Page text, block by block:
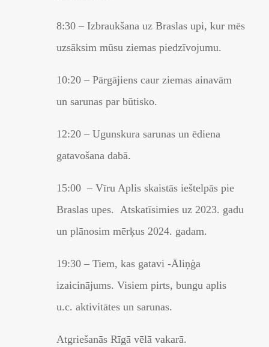
8:30 – Izbraukšana uz Braslas upi, kur mēs
uzsāksim mūsu ziemas piedzīvojumu.
10:20 – Pārgājiens caur ziemas ainavām
un sarunas par būtisko.
12:20 – Ugunskura sarunas un ēdiena
gatavošana dabā.
15:00 – Vīru Aplis skaistās ieštelpās pie
Braslas upes. Atskatīsimies uz 2023. gadu
un plānosim mērķus 2024. gadam.
19:30 – Tiem, kas gatavi -Āliņģa
izaicinājums. Visiem pirts, bungu aplis
u.c. aktivitātes un sarunas.
Atgriešanās Rīgā vēlā vakarā.